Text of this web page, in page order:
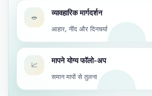
🥗 व्यावहारिक मार्गदर्शन
आहार, नींद और दिनचर्या
📈 मापने योग्य फॉलो-अप
समान मापों से तुलना